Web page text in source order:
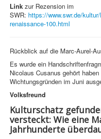
Link zur Rezension im
SWR: https://www.swr.de/
renaissance-100.html
Rückblick auf die Marc-Aurel-
Es wurde ein
Nicolaus Cusanus gehört
Wichtungsgründen im Juni
Volksfreund
Kulturschatz
versteckt: Wie eine
Jahrhunderte